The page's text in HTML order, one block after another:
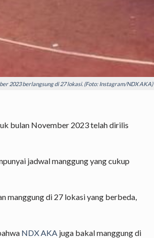
2023 berlangsung di 27 lokasi. (Foto: Instagram/NDX AKA)
bulan November 2023 telah dirilis
jadwal manggung yang cukup
manggung di 27 lokasi yang berbeda,
NDX AKA juga bakal manggung di